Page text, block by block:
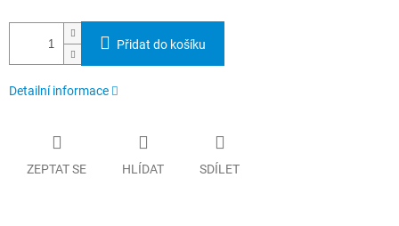
Přidat do košíku
Detailní informace
ZEPTAT SE HLÍDAT SDÍLET